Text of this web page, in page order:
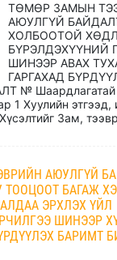
ТӨМӨР ЗАМЫН
АЮУЛГҮЙ
ХОЛБООТОЙ
БҮРЭЛДЭХҮҮНИЙ
ШИНЭЭР АВАХ
ГАРГАХАД
№ Шаардлагатай
1 Хуулийн этгээд,
Зам,
АЮУЛГҮЙ
ТООЦООТ БАГАЖ
ЭРХЛЭХ ҮЙЛ
ШИНЭЭР
БАРИМТ